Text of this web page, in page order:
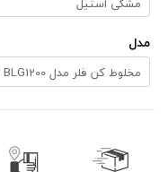
مدل